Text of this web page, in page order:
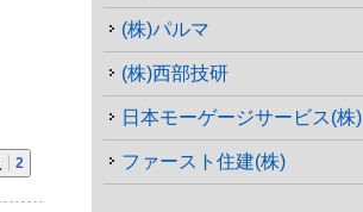
2
(株)パルマ
(株)西部技研
日本モーゲージサービス(株)
ファースト住建(株)